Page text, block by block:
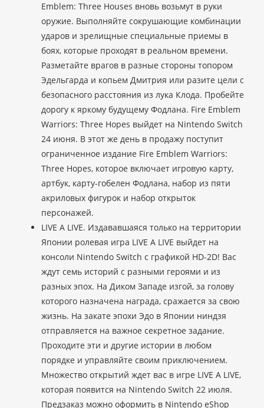
Emblem: Three Houses вновь возьмут в руки
оружие. Выполняйте сокрушающие комбинации
ударов и зрелищные специальные приемы в
боях, которые проходят в реальном времени.
Разметайте врагов в разные стороны топором
Эдельгарда и копьем Дмитрия или разите цели с
безопасного расстояния из лука Клода. Пробейте
дорогу к яркому будущему Фодлана. Fire Emblem
Warriors: Three Hopes выйдет на Nintendo Switch
24 июня. В этот же день в продажу поступит
ограниченное издание Fire Emblem Warriors:
Three Hopes, которое включает игровую карту,
артбук, карту-гобелен Фодлана, набор из пяти
акриловых фигурок и набор открыток
персонажей.
LIVE A LIVE. Издававшаяся только на территории
Японии ролевая игра LIVE A LIVE выйдет на
консоли Nintendo Switch с графикой HD-2D! Вас
ждут семь историй с разными героями и из
разных эпох. На Диком Западе изгой, за голову
которого назначена награда, сражается за свою
жизнь. На закате эпохи Эдо в Японии ниндзя
отправляется на важное секретное задание.
Проходите эти и другие истории в любом
порядке и управляйте своим приключением.
Множество открытий ждет вас в игре LIVE A LIVE,
которая появится на Nintendo Switch 22 июля.
Предзаказ можно оформить в Nintendo eShop